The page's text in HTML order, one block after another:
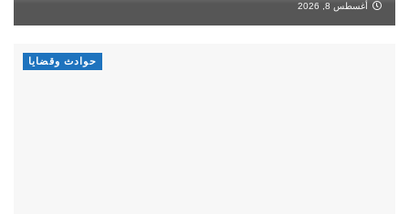
أغسطس 8, 2026
حوادث وقضايا